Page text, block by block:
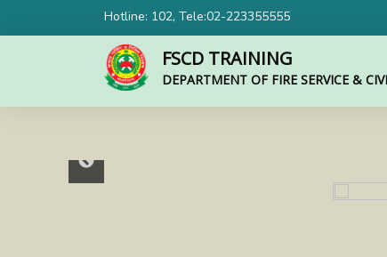
Hotline: 102, Tele:02-223355555
FSCD TRAINING
DEPARTMENT OF FIRE SERVICE &